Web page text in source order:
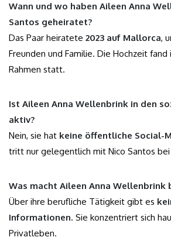
Wann und wo haben Aileen Anna
Santos geheiratet?
Das Paar heiratete 2023 auf Mallorca,
Freunden und Familie. Die Hochzeit
Rahmen statt.
Ist Aileen Anna Wellenbrink in den
aktiv?
Nein, sie hat keine öffentliche Social-
tritt nur gelegentlich mit Nico Santos bei
Was macht Aileen Anna Wellenbrink
Über ihre berufliche Tätigkeit gibt es
Informationen. Sie konzentriert sich
Privatleben.